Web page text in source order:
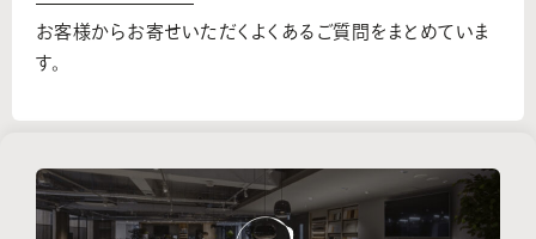
お客様からお寄せいただくよくあるご質問をまとめていま
す。